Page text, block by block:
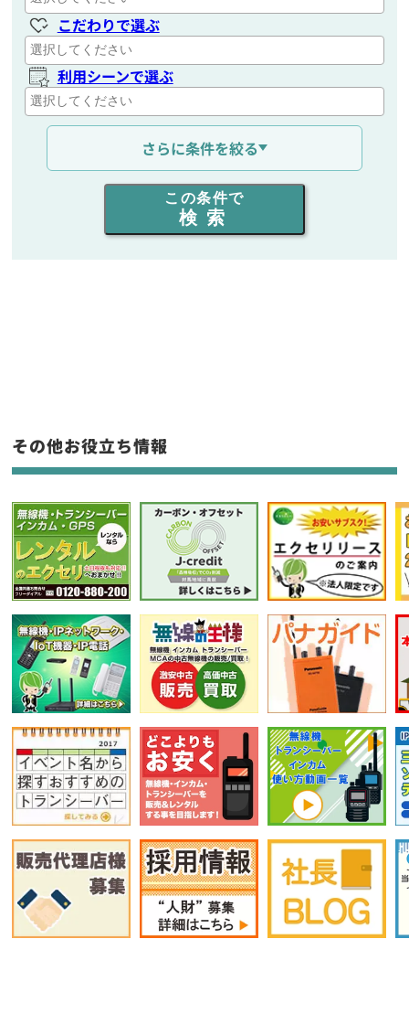
こだわりで選ぶ
利用シーンで選ぶ
通信距離を選ぶ
出力を選ぶ
同時通話人数を選ぶ
フリーワード入力(製品名等)
選択条件をリセット
さらに条件を絞る
この条件で
検索
その他お役立ち情報